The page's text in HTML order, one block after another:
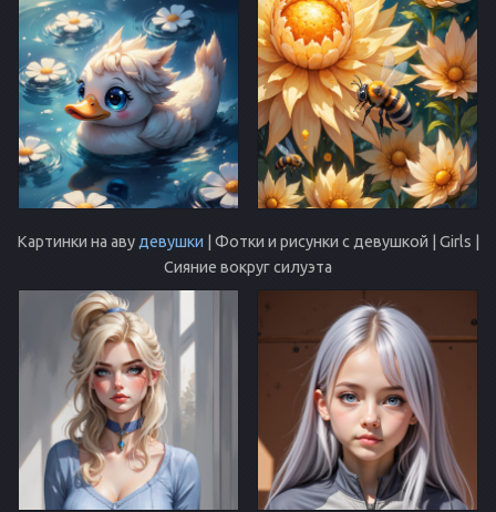
Картинки на авудевушки | Фотки и рисунки с девушкой | Girls |
Сияние вокруг силуэта